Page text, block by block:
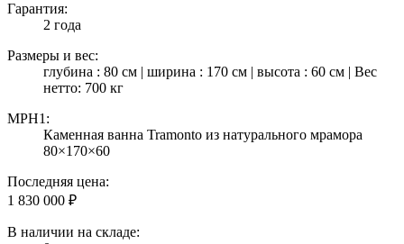
Гарантия:
2 года
Размеры и вес:
глубина : 80 см | ширина : 170 см | высота : 60 см | Вес
нетто: 700 кг
MPH1:
Каменная ванна Tramonto из натурального мрамора
80×170×60
Последняя цена:
1 830 000 ₽
В наличии на складе: